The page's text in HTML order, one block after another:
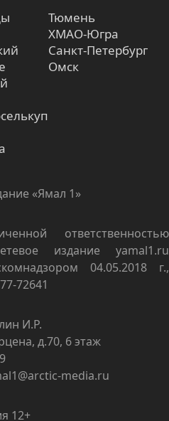
Тюмень
ХМАО-Югра
Санкт-Петербург
Омск
«Ямал 1»
ответственностью
издание yamal1.ru
04.05.2018 г.,
72641
И.Р.
д.70, 6 этаж
media.ru
12+